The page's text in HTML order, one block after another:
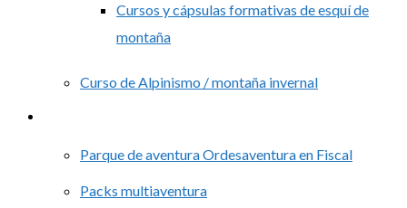
Cursos y cápsulas formativas de esquí de
montaña
Curso de Alpinismo / montaña invernal
Parque de aventura Ordesaventura en Fiscal
Packs multiaventura